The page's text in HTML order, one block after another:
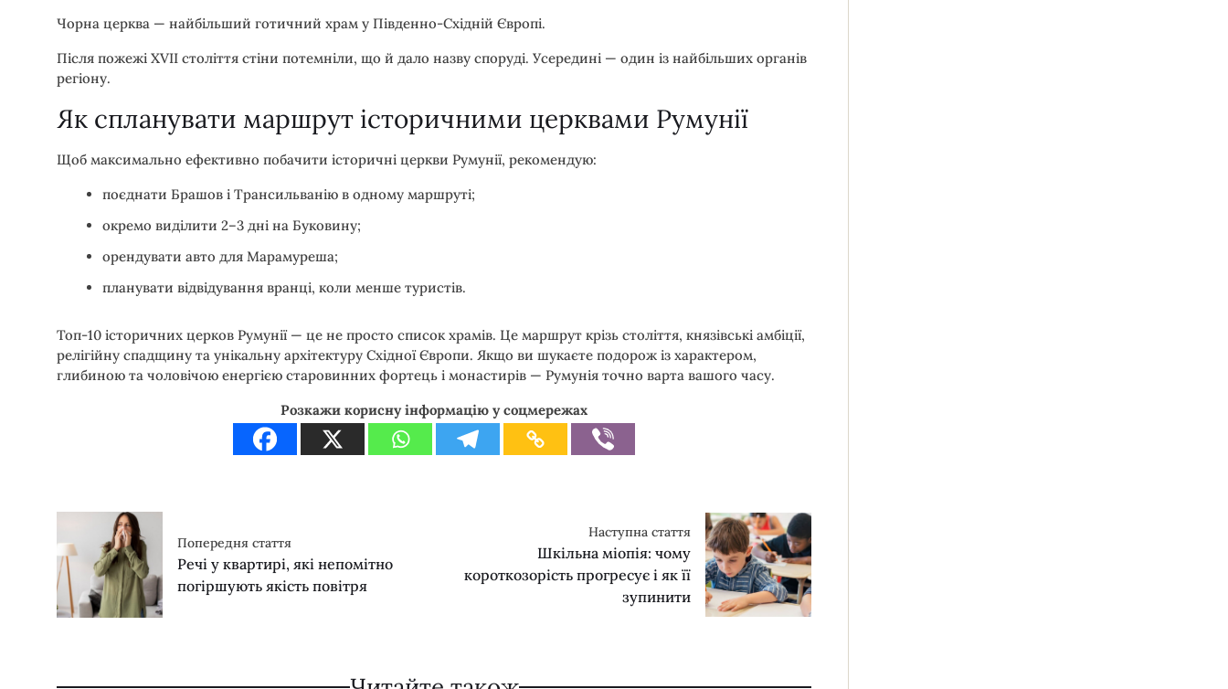
Чорна церква — найбільший готичний храм у Південно-Східній Європі.
Після пожежі XVII століття стіни потемніли, що й дало назву споруді. Усередині — один із найбільших органів
регіону.
Як спланувати маршрут історичними церквами Румунії
Щоб максимально ефективно побачити історичні церкви Румунії, рекомендую:
поєднати Брашов і Трансильванію в одному маршруті;
окремо виділити 2–3 дні на Буковину;
орендувати авто для Марамуреша;
планувати відвідування вранці, коли менше туристів.
Топ-10 історичних церков Румунії — це не просто список храмів. Це маршрут крізь століття, князівські амбіції,
релігійну спадщину та унікальну архітектуру Східної Європи. Якщо ви шукаєте подорож із характером,
глибиною та чоловічою енергією старовинних фортець і монастирів — Румунія точно варта вашого часу.
Розкажи корисну інформацію у соцмережах
Попередня стаття
Речі у квартирі, які непомітно
погіршують якість повітря
Наступна стаття
Шкільна міопія: чому
короткозорість прогресує і як її
зупинити